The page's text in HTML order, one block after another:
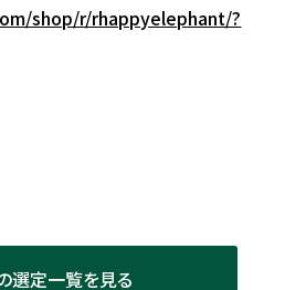
shop/r/rhappyelephant/?
選定一覧を見る